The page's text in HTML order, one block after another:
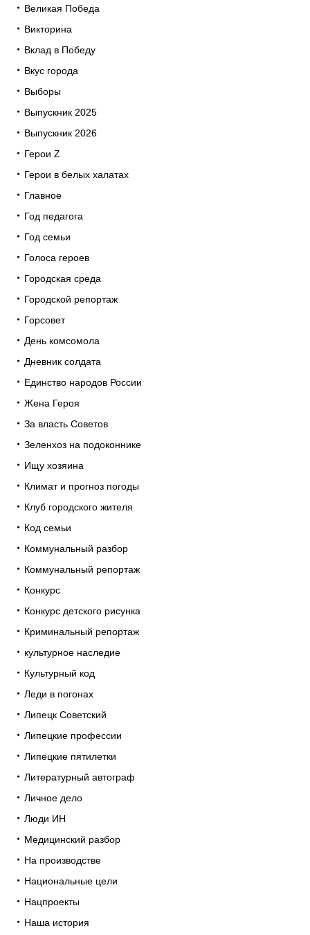
Великая Победа
Викторина
Вклад в Победу
Вкус города
Выборы
Выпускник 2025
Выпускник 2026
Герои Z
Герои в белых халатах
Главное
Год педагога
Год семьи
Голоса героев
Городская среда
Городской репортаж
Горсовет
День комсомола
Дневник солдата
Единство народов России
Жена Героя
За власть Советов
Зеленхоз на подоконнике
Ищу хозяина
Климат и прогноз погоды
Клуб городского жителя
Код семьи
Коммунальный разбор
Коммунальный репортаж
Конкурс
Конкурс детского рисунка
Криминальный репортаж
культурное наследие
Культурный код
Леди в погонах
Липецк Советский
Липецкие профессии
Липецкие пятилетки
Литературный автограф
Личное дело
Люди ИН
Медицинский разбор
На производстве
Национальные цели
Нацпроекты
Наша история